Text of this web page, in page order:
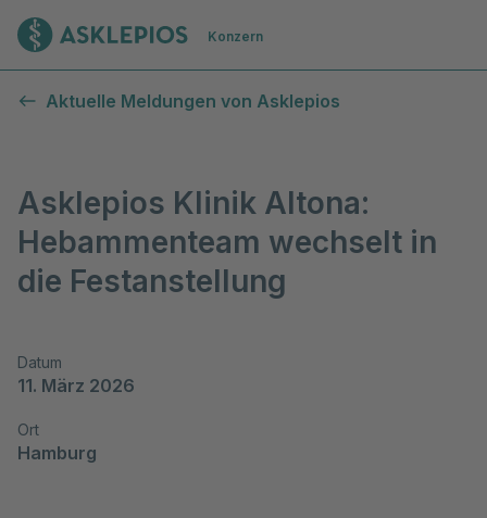
Zur Startseite
Konzern
Aktuelle Meldungen von Asklepios
Asklepios Klinik Altona:
Hebammenteam wechselt in
die Festanstellung
Datum
11. März 2026
Ort
Hamburg